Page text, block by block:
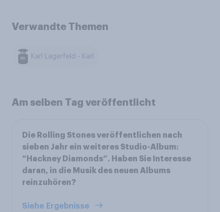
Verwandte Themen
Karl Lagerfeld - Karl
Am selben Tag veröffentlicht
Die Rolling Stones veröffentlichen nach
sieben Jahr ein weiteres Studio-Album:
“Hackney Diamonds”. Haben Sie Interesse
daran, in die Musik des neuen Albums
reinzuhören?
Siehe Ergebnisse